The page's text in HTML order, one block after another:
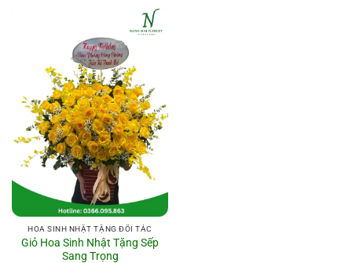
HOA SINH NHẬT TẶNG ĐỐI TÁC
Giỏ Hoa Sinh Nhật Tặng Sếp
Sang Trọng